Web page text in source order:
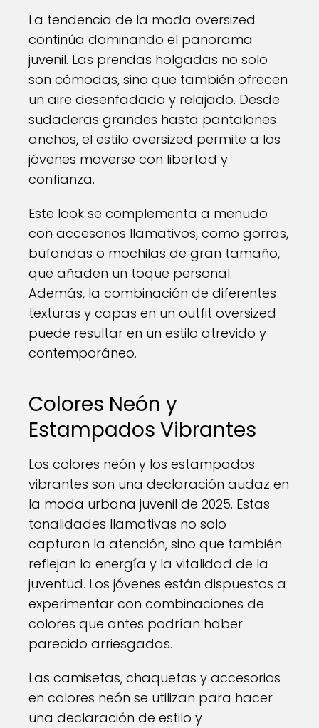
La tendencia de la moda oversized
continúa dominando el panorama
juvenil. Las prendas holgadas no solo
son cómodas, sino que también ofrecen
un aire desenfadado y relajado. Desde
sudaderas grandes hasta pantalones
anchos, el estilo oversized permite a los
jóvenes moverse con libertad y
confianza.
Este look se complementa a menudo
con accesorios llamativos, como gorras,
bufandas o mochilas de gran tamaño,
que añaden un toque personal.
Además, la combinación de diferentes
texturas y capas en un outfit oversized
puede resultar en un estilo atrevido y
contemporáneo.
Colores Neón y
Estampados Vibrantes
Los colores neón y los estampados
vibrantes son una declaración audaz en
la moda urbana juvenil de 2025. Estas
tonalidades llamativas no solo
capturan la atención, sino que también
reflejan la energía y la vitalidad de la
juventud. Los jóvenes están dispuestos a
experimentar con combinaciones de
colores que antes podrían haber
parecido arriesgadas.
Las camisetas, chaquetas y accesorios
en colores neón se utilizan para hacer
una declaración de estilo y